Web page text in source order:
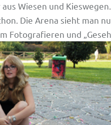
Wiesen und
Die Arena sieht man
Fotografieren und